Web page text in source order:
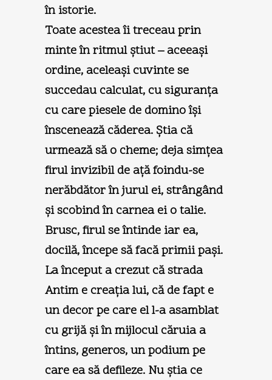
în istorie.
Toate acestea îi treceau prin
minte în ritmul ştiut – aceeaşi
ordine, aceleaşi cuvinte se
succedau calculat, cu siguranţa
cu care piesele de domino îşi
înscenează căderea. Ştia că
urmează să o cheme; deja simţea
firul invizibil de aţă foindu-se
nerăbdător în jurul ei, strângând
şi scobind în carnea ei o talie.
Brusc, firul se întinde iar ea,
docilă, începe să facă primii paşi.
La început a crezut că strada
Antim e creaţia lui, că de fapt e
un decor pe care el l-a asamblat
cu grijă şi în mijlocul căruia a
întins, generos, un podium pe
care ea să defileze. Nu ştia ce